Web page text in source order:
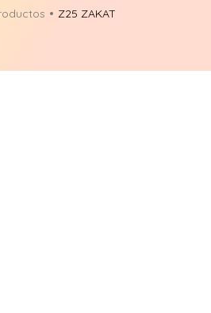
Z25 ZAKAT